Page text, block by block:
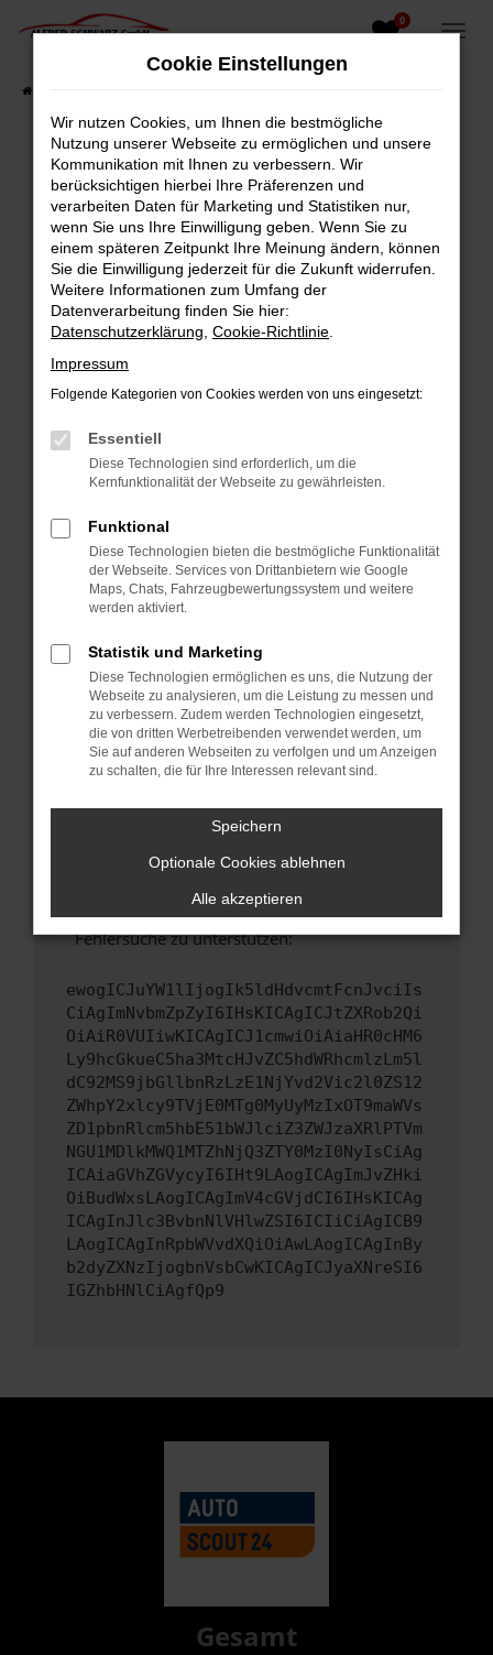
Zum
0
Fehler: Network Error
Beim Laden ist ein Fehler aufgetreten.
Hier sind ein paar Tipps, die dir helfen können:
Überprüfe deine Firewall und deine
Internetverbindung.
Laden andere Webseiten, zum Beispiel deine
Suchmaschine?
Prüfe deine Browsererweiterungen.
Manche Erweiterungen, wie Werbeblocker,
können das Laden bestimmter Seiten
verhindern. Funktioniert die Seite in einem
Fenster?
Starte dein Gerät neu.
Das kann manchmal helfen, vorübergehende
Probleme zu beheben.
Betriebssystem auf dem neuesten Stand
sind.
Veraltete Software birgt nicht nur ein
Sicherheitsrisiko, sondern kann auch dazu
führen, dass bestimmte Funktionen nicht mehr
unterstützt werden.
Wende dich an den Webseitenbetreiber.
Wenn du alle oben genannten Schritte versucht
hast, kontaktiere uns bitte. Wir werden
versuchen, das Problem zu beheben. Du kannst
uns diesen Text schicken, um uns bei der
Fehlersuche zu unterstützen:
ewogICJuYW1lIjogIk5ldHdvcmtFcnJvciIs
CiAgImNvbmZpZyI6IHsKICAgICJtZXRob2Qi
OiAiR0VUIiwKICAgICJ1cmwiOiAiaHR0cHM6
Ly9hcGkueC5ha3MtcHJvZC5hdWRhcmlzLm5l
dC92MS9jbGllbnRzLzE1NjYvd2Vic2l0ZS12
ZWhpY2xlcy9TVjE0MTg0MyUyMzIxOT9maWVs
ZD1pbnRlcm5hbE51bWJlciZ3ZWJzaXRlPTVm
NGU1MDlkMWQ1MTZhNjQ3ZTY0MzI0NyIsCiAg
ICAiaGVhZGVycyI6IHt9LAogICAgImJvZHki
OiBudWxsLAogICAgImV4cGVjdCI6IHsKICAg
ICAgInJlc3BvbnNlVHlwZSI6ICIiCiAgICB9
LAogICAgInRpbWVvdXQiOiAwLAogICAgInBy
b2dyZXNzIjogbnVsbCwKICAgICJyaXNreSI6
IGZhbHNlCiAgfQp9
Gesamt
Cookie Einstellungen
Wir nutzen Cookies, um Ihnen die bestmögliche
Nutzung unserer Webseite zu ermöglichen und unsere
Kommunikation mit Ihnen zu verbessern. Wir
berücksichtigen hierbei Ihre Präferenzen und
verarbeiten Daten für Marketing und Statistiken nur,
wenn Sie uns Ihre Einwilligung geben. Wenn Sie zu
einem späteren Zeitpunkt Ihre Meinung ändern, können
Sie die Einwilligung jederzeit für die Zukunft widerrufen.
Weitere Informationen zum Umfang der
Datenverarbeitung finden Sie hier:
Datenschutzerklärung Cookie-Richtlinie
Impressum
Folgende Kategorien von Cookies werden von uns eingesetzt:
Essentiell
Diese Technologien sind erforderlich, um die
Kernfunktionalität der Webseite zu gewährleisten.
Funktional
Diese Technologien bieten die bestmögliche Funktionalität
der Webseite. Services von Drittanbietern wie Google
Maps, Chats, Fahrzeugbewertungssystem und weitere
werden aktiviert.
Statistik und Marketing
Diese Technologien ermöglichen es uns, die Nutzung der
Webseite zu analysieren, um die Leistung zu messen und
zu verbessern. Zudem werden Technologien eingesetzt,
die von dritten Werbetreibenden verwendet werden, um
Sie auf anderen Webseiten zu verfolgen und um Anzeigen
zu schalten, die für Ihre Interessen relevant sind.
Speichern
Optionale Cookies ablehnen
Alle akzeptieren